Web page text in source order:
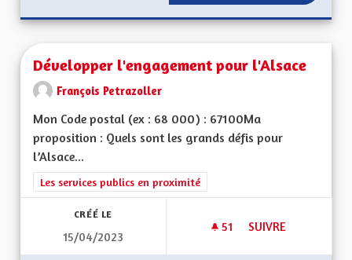
Développer l'engagement pour l'Alsace
François Petrazoller
Mon Code postal (ex : 68 000) : 67100Ma
proposition : Quels sont les grands défis pour
l’Alsace...
Filtrer les résultats de la catégorie : Les services publics en
Les services publics en proximité
CRÉÉ LE
15/04/2023
51 51 ABONNÉS
SUIVRE